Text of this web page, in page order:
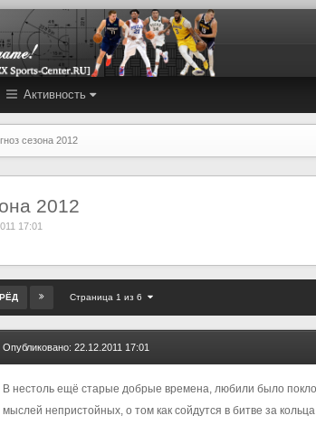
Активность
сезона 2012
2012
17:01
Страница 1 из 6
Опубликовано: 22.12.2011 17:01
В нестоль ещё старые добрые времена, любили было
мыслей непристойных, о том как сойдутся в битве за